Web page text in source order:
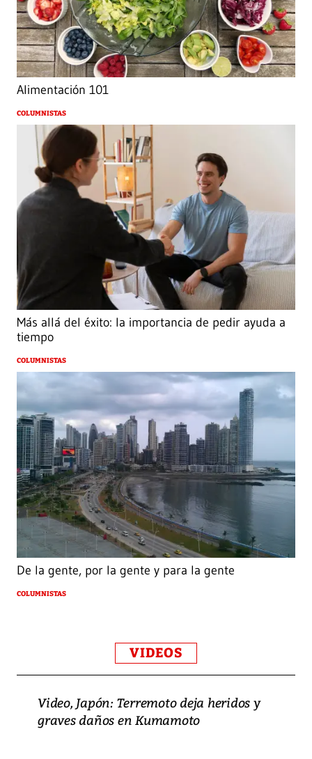
Alimentación 101
COLUMNISTAS
Más allá del éxito: la importancia de pedir ayuda a
tiempo
COLUMNISTAS
De la gente, por la gente y para la gente
COLUMNISTAS
VIDEOS
Video, Japón: Terremoto deja heridos y
graves daños en Kumamoto